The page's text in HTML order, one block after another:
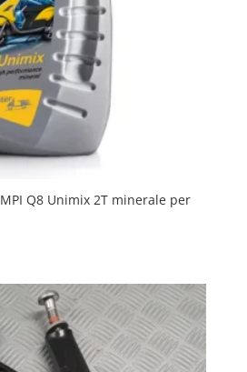
Q8 Unimix 2T minerale per